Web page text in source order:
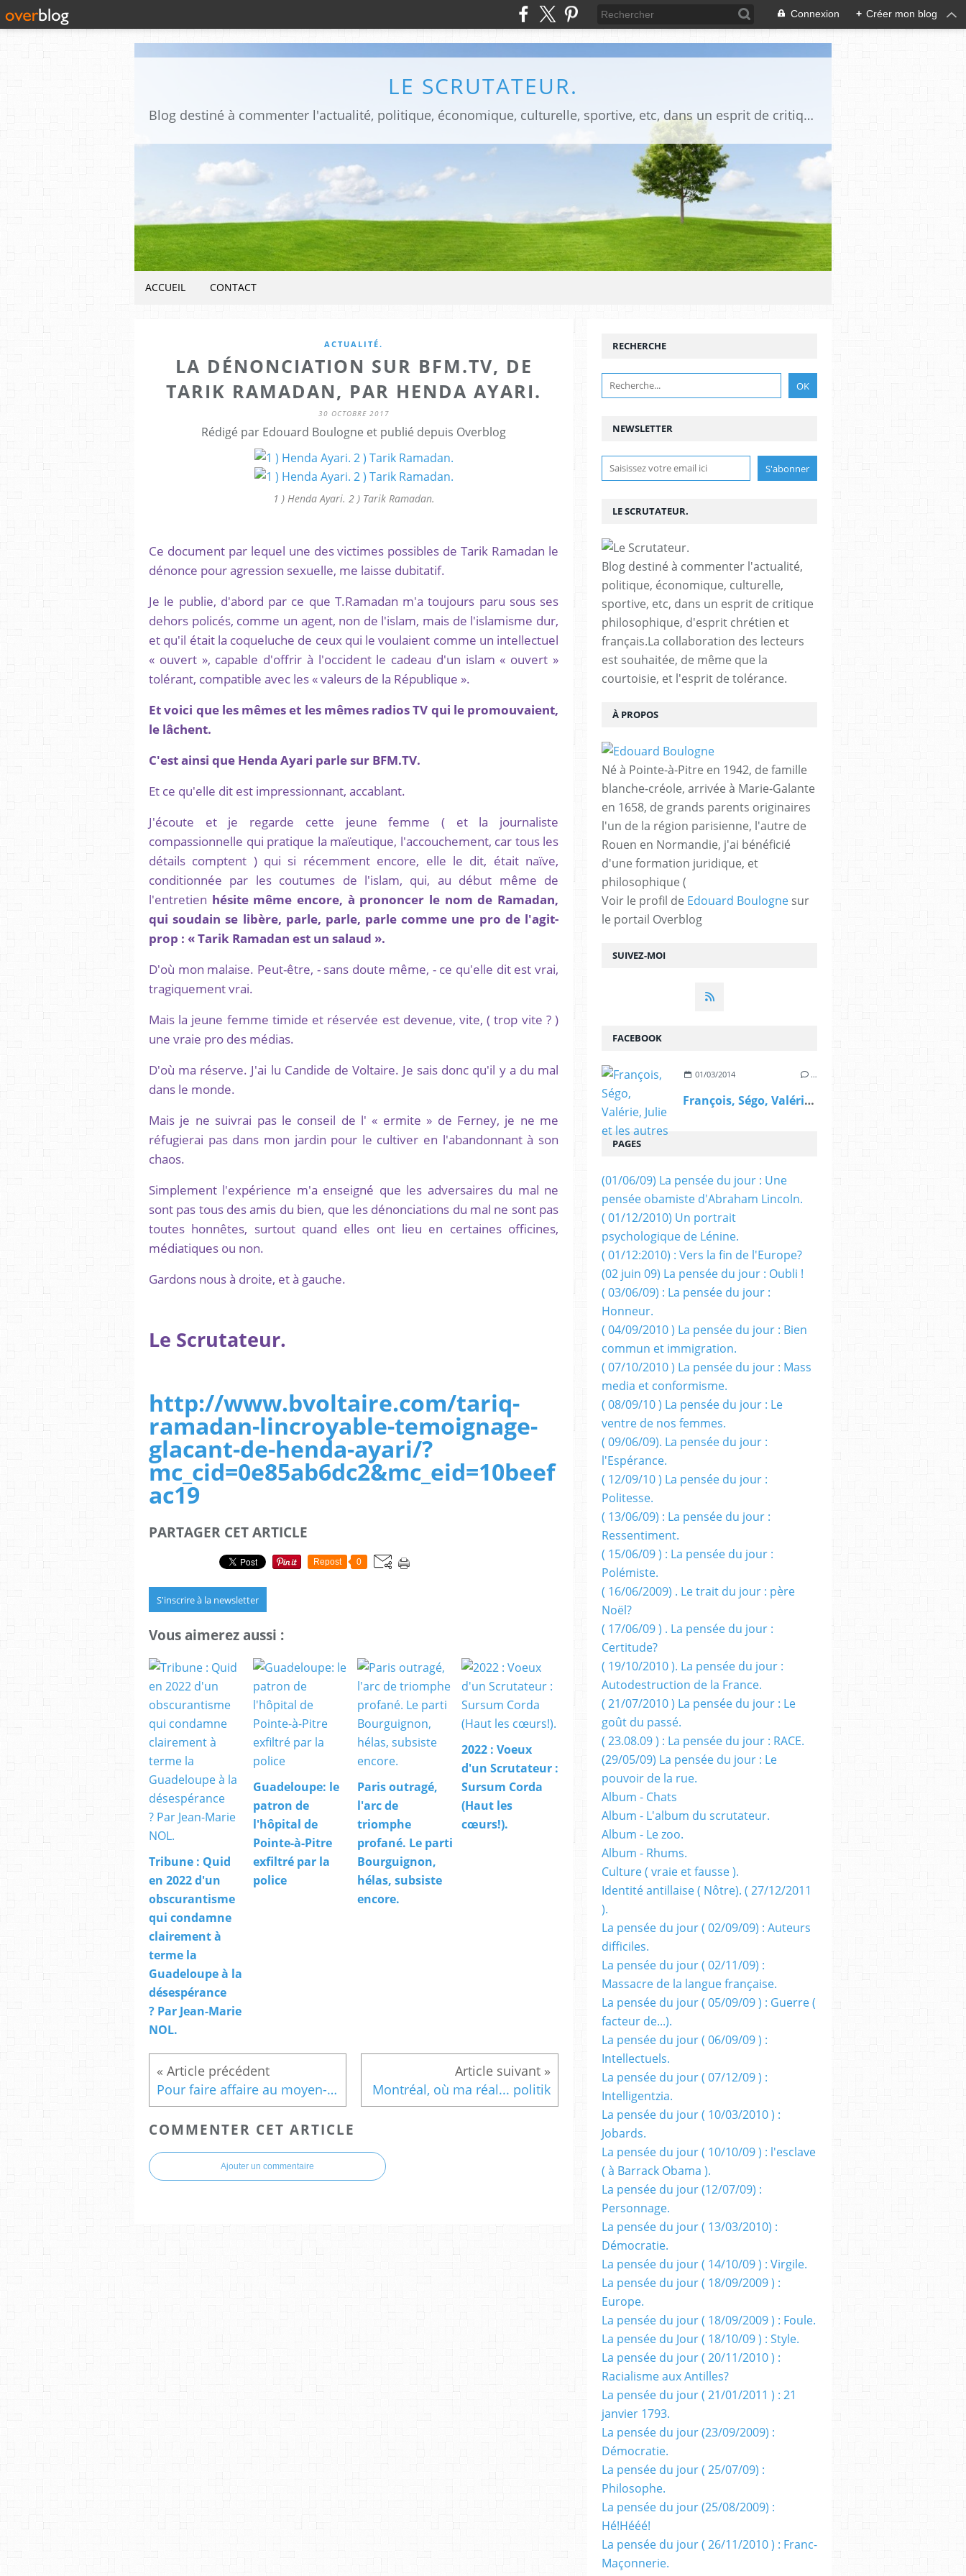
Connexion + Créer mon blog
LE SCRUTATEUR.
Blog destiné à commenter l'actualité, politique, économique, culturelle, sportive, etc, dans un esprit de critique philosophique, d'esprit chrétien et français.La collaboration des lecteurs est souhaitée, de même que la courtoisie, et l'esprit de tolérance.
ACCUEIL CONTACT
ACTUALITÉ.
LA DÉNONCIATION SUR BFM.TV, DE
TARIK RAMADAN, PAR HENDA AYARI.
30 OCTOBRE 2017
Rédigé par Edouard Boulogne et publié depuis Overblog
1 ) Henda Ayari. 2 ) Tarik Ramadan.
Ce document par lequel une des victimes possibles de Tarik Ramadan le
dénonce pour agression sexuelle, me laisse dubitatif.
Je le publie, d'abord par ce que T.Ramadan m'a toujours paru sous ses
dehors policés, comme un agent, non de l'islam, mais de l'islamisme dur,
et qu'il était la coqueluche de ceux qui le voulaient comme un intellectuel
« ouvert », capable d'offrir à l'occident le cadeau d'un islam « ouvert »
tolérant, compatible avec les « valeurs de la République ».
Et voici que les mêmes et les mêmes radios TV qui le promouvaient,
le lâchent.
C'est ainsi que Henda Ayari parle sur BFM.TV.
Et ce qu'elle dit est impressionnant, accablant.
J'écoute et je regarde cette jeune femme ( et la journaliste
compassionnelle qui pratique la maïeutique, l'accouchement, car tous les
détails comptent ) qui si récemment encore, elle le dit, était naïve,
conditionnée par les coutumes de l'islam, qui, au début même de
l'entretien hésite même encore, à prononcer le nom de Ramadan,
qui soudain se libère, parle, parle, parle comme une pro de l'agit-
prop : « Tarik Ramadan est un salaud ».
D'où mon malaise. Peut-être, - sans doute même, - ce qu'elle dit est vrai,
tragiquement vrai.
Mais la jeune femme timide et réservée est devenue, vite, ( trop vite ? )
une vraie pro des médias.
D'où ma réserve. J'ai lu Candide de Voltaire. Je sais donc qu'il y a du mal
dans le monde.
Mais je ne suivrai pas le conseil de l' « ermite » de Ferney, je ne me
réfugierai pas dans mon jardin pour le cultiver en l'abandonnant à son
chaos.
Simplement l'expérience m'a enseigné que les adversaires du mal ne
sont pas tous des amis du bien, que les dénonciations du mal ne sont pas
toutes honnêtes, surtout quand elles ont lieu en certaines officines,
médiatiques ou non.
Gardons nous à droite, et à gauche.
Le Scrutateur.
http://www.bvoltaire.com/tariq-
ramadan-lincroyable-temoignage-
glacant-de-henda-ayari/?
mc_cid=0e85ab6dc2&mc_eid=10beef
ac19
PARTAGER CET ARTICLE
Repost 0
S'inscrire à la newsletter
Vous aimerez aussi :
Tribune : Quid
en 2022 d'un
obscurantisme
qui condamne
clairement à
terme la
Guadeloupe à la
désespérance
? Par Jean-Marie
NOL.
Guadeloupe: le
patron de
l'hôpital de
Pointe-à-Pitre
exfiltré par la
police
Paris outragé,
l'arc de
triomphe
profané. Le parti
Bourguignon,
hélas, subsiste
encore.
2022 : Voeux
d'un Scrutateur :
Sursum Corda
(Haut les
cœurs!).
Pour faire affaire au moyen-orient, il faut un minimum d'instruction ! Montréal, où ma réal... politik
COMMENTER CET ARTICLE
Ajouter un commentaire
NEWSLETTER
SUIVEZ-MOI
RECHERCHE
LE SCRUTATEUR.
Blog destiné à commenter l'actualité,
politique, économique, culturelle,
sportive, etc, dans un esprit de critique
philosophique, d'esprit chrétien et
français.La collaboration des lecteurs
est souhaitée, de même que la
courtoisie, et l'esprit de tolérance.
À PROPOS
Né à Pointe-à-Pitre en 1942, de famille
blanche-créole, arrivée à Marie-Galante
en 1658, de grands parents originaires
l'un de la région parisienne, l'autre de
Rouen en Normandie, j'ai bénéficié
d'une formation juridique, et
philosophique (
Voir le profil de Edouard Boulogne sur
le portail Overblog
FACEBOOK
01/03/2014 …
François, Ségo, Valérie, Julie et les autres
PAGES
(01/06/09) La pensée du jour : Une
pensée obamiste d'Abraham Lincoln.
( 01/12/2010) Un portrait
psychologique de Lénine.
( 01/12:2010) : Vers la fin de l'Europe?
(02 juin 09) La pensée du jour : Oubli !
( 03/06/09) : La pensée du jour :
Honneur.
( 04/09/2010 ) La pensée du jour : Bien
commun et immigration.
( 07/10/2010 ) La pensée du jour : Mass
media et conformisme.
( 08/09/10 ) La pensée du jour : Le
ventre de nos femmes.
( 09/06/09). La pensée du jour :
l'Espérance.
( 12/09/10 ) La pensée du jour :
Politesse.
( 13/06/09) : La pensée du jour :
Ressentiment.
( 15/06/09 ) : La pensée du jour :
Polémiste.
( 16/06/2009) . Le trait du jour : père
Noël?
( 17/06/09 ) . La pensée du jour :
Certitude?
( 19/10/2010 ). La pensée du jour :
Autodestruction de la France.
( 21/07/2010 ) La pensée du jour : Le
goût du passé.
( 23.08.09 ) : La pensée du jour : RACE.
(29/05/09) La pensée du jour : Le
pouvoir de la rue.
Album - Chats
Album - L'album du scrutateur.
Album - Le zoo.
Album - Rhums.
Culture ( vraie et fausse ).
Identité antillaise ( Nôtre). ( 27/12/2011
).
La pensée du jour ( 02/09/09) : Auteurs
difficiles.
La pensée du jour ( 02/11/09) :
Massacre de la langue française.
La pensée du jour ( 05/09/09 ) : Guerre (
facteur de...).
La pensée du jour ( 06/09/09 ) :
Intellectuels.
La pensée du jour ( 07/12/09 ) :
Intelligentzia.
La pensée du jour ( 10/03/2010 ) :
Jobards.
La pensée du jour ( 10/10/09 ) : l'esclave
( à Barrack Obama ).
La pensée du jour (12/07/09) :
Personnage.
La pensée du jour ( 13/03/2010) :
Démocratie.
La pensée du jour ( 14/10/09 ) : Virgile.
La pensée du jour ( 18/09/2009 ) :
Europe.
La pensée du jour ( 18/09/2009 ) : Foule.
La pensée du Jour ( 18/10/09 ) : Style.
La pensée du jour ( 20/11/2010 ) :
Racialisme aux Antilles?
La pensée du jour ( 21/01/2011 ) : 21
janvier 1793.
La pensée du jour (23/09/2009) :
Démocratie.
La pensée du jour ( 25/07/09) :
Philosophe.
La pensée du jour (25/08/2009) :
Hé!Hééé!
La pensée du jour ( 26/11/2010 ) : Franc-
Maçonnerie.